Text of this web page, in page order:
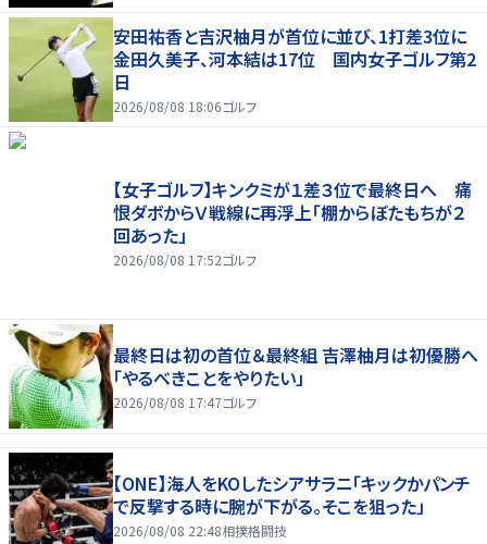
安田祐香と吉沢柚月が首位に並び、1打差3位に
金田久美子、河本結は17位 国内女子ゴルフ第2
日
2026/08/08 18:06ゴルフ
【女子ゴルフ】キンクミが１差３位で最終日へ 痛
恨ダボからＶ戦線に再浮上「棚からぼたもちが２
回あった」
2026/08/08 17:52ゴルフ
最終日は初の首位＆最終組 吉澤柚月は初優勝へ
「やるべきことをやりたい」
2026/08/08 17:47ゴルフ
【ONE】海人をKOしたシアサラニ「キックかパンチ
で反撃する時に腕が下がる。そこを狙った」
2026/08/08 22:48相撲格闘技